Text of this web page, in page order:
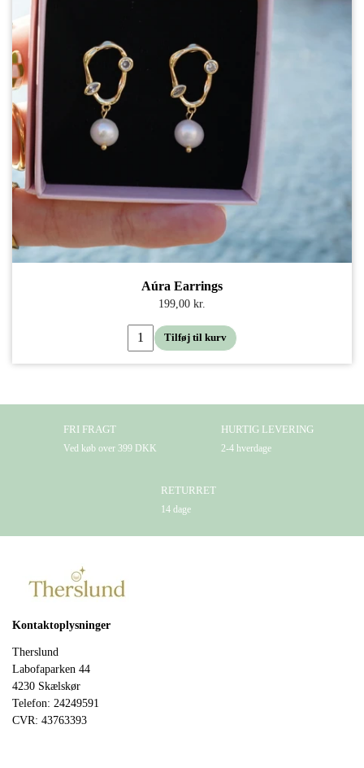
Aúra Earrings
199,00 kr.
Tilføj til kurv
FRI FRAGT
Ved køb over 399 DKK
HURTIG LEVERING
2-4 hverdage
RETURRET
14 dage
Kontaktoplysninger
Therslund
Labofaparken 44
4230 Skælskør
Telefon: 24249591
CVR: 43763393